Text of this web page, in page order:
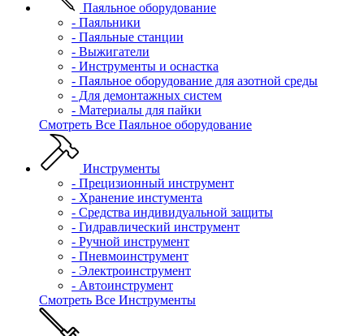
Паяльное оборудование
- Паяльники
- Паяльные станции
- Выжигатели
- Инструменты и оснастка
- Паяльное оборудование для азотной среды
- Для демонтажных систем
- Материалы для пайки
Смотреть Все Паяльное оборудование
Инструменты
- Прецизионный инструмент
- Хранение инстумента
- Средства индивидуальной защиты
- Гидравлический инструмент
- Ручной инструмент
- Пневмоинструмент
- Электроинструмент
- Автоинструмент
Смотреть Все Инструменты